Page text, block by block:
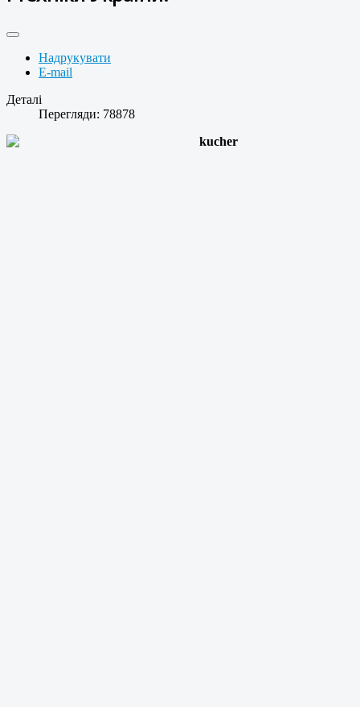
Надрукувати
E-mail
Деталі
Перегляди: 78878